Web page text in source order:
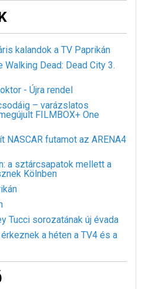
kalandok a TV Paprikán
Dead: Dead City 3.
- Újra rendel
– varázslatos
FILMBOX+ One
NASCAR futamot az ARENA4
a sztárcsapatok mellett a
Kölnben
Tucci sorozatának új évada
a héten a TV4 és a